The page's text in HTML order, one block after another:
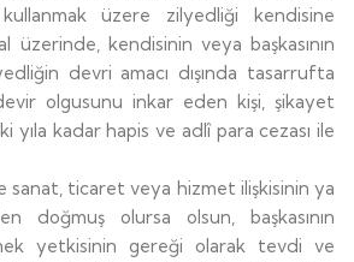
üzere zilyedliği kendisine
üzerinde, kendisinin veya başkasının
devri amacı dışında tasarrufta
olgusunu inkar eden kişi, şikayet
yıla kadar hapis ve adlî para cezası ile
sanat, ticaret veya hizmet ilişkisinin ya
doğmuş olursa olsun, başkasının
yetkisinin gereği olarak tevdi ve